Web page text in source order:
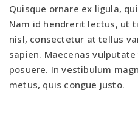
Quisque ornare ex ligula,
Nam id hendrerit lectus, ut
nisl, consectetur at tellus
sapien. Maecenas
posuere. In vestibulum
metus, quis congue justo.